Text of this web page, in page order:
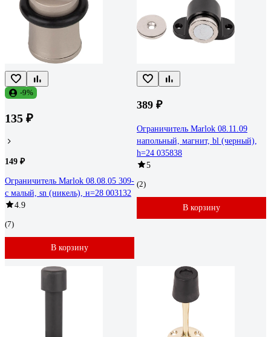
-9%
135 ₽
149 ₽
Ограничитель Marlok 08.08.05 309-
c малый, sn (никель), н=28 003132
4.9
(7)
В корзину
389 ₽
Ограничитель Marlok 08.11.09
напольный, магнит, bl (черный),
h=24 035838
5
(2)
В корзину